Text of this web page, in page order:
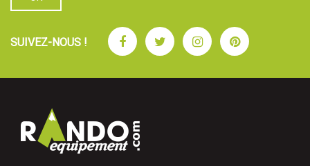
SUIVEZ-NOUS ! FacebookTwitterInstagramPinterest